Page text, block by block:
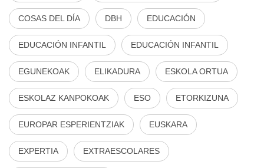
COSAS DEL DÍA DBH EDUCACIÓN
EDUCACIÓN INFANTIL EDUCACIÓN INFANTIL
EGUNEKOAK ELIKADURA ESKOLA ORTUA
ESKOLAZ KANPOKOAK ESO ETORKIZUNA
EUROPAR ESPERIENTZIAK EUSKARA
EXPERTIA EXTRAESCOLARES